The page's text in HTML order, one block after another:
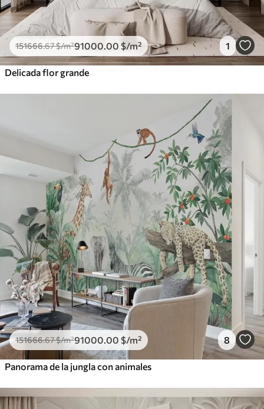
151666.67$/m²91000 .00 $/m² 1
Delicada flor grande
151666.67$/m²91000 .00 $/m² 8
Panorama de la jungla con animales